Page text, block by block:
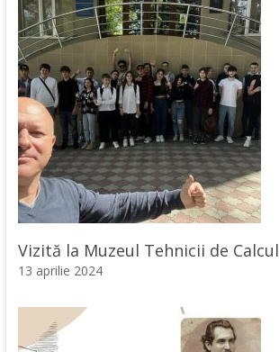
Vizită la Muzeul Tehnicii de Calcul
13 aprilie 2024